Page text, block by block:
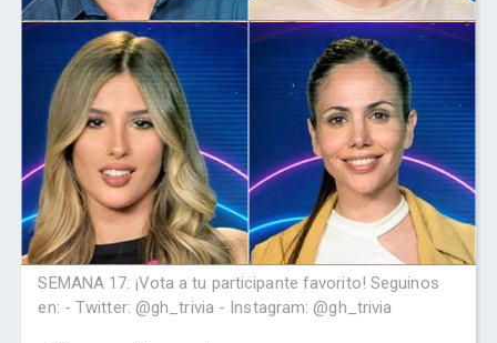
SEMANA 17: ¡Vota a tu participante favorito! Seguinos
en: - Twitter: @gh_trivia - Instagram: @gh_trivia